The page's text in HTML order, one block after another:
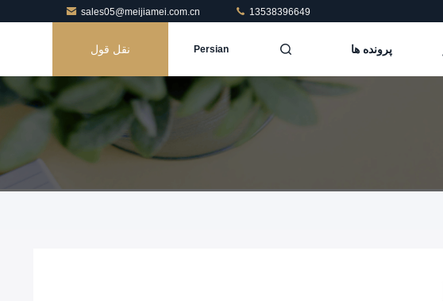
sales05@meijiamei.com.cn 13538396649
پرونده ها Persian نقل قول